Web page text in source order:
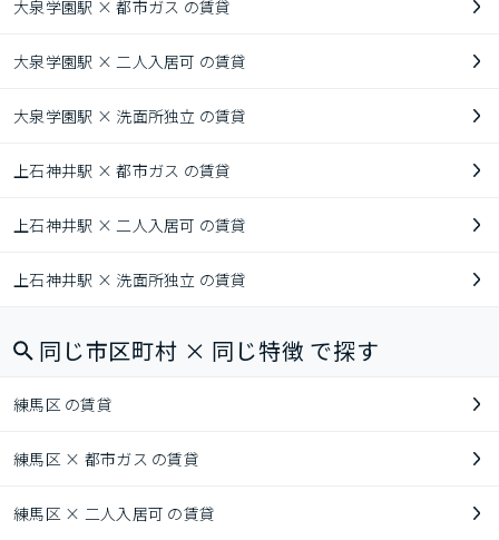
大泉学園駅 × 都市ガス の賃貸
大泉学園駅 × 二人入居可 の賃貸
大泉学園駅 × 洗面所独立 の賃貸
上石神井駅 × 都市ガス の賃貸
上石神井駅 × 二人入居可 の賃貸
上石神井駅 × 洗面所独立 の賃貸
同じ市区町村 × 同じ特徴 で探す
練馬区 の賃貸
練馬区 × 都市ガス の賃貸
練馬区 × 二人入居可 の賃貸